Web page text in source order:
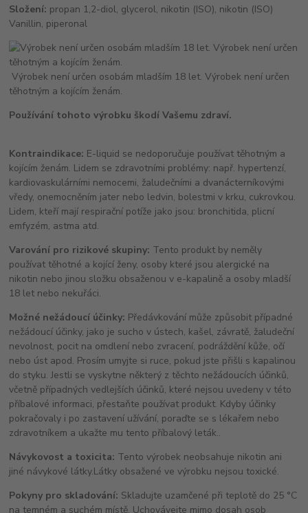
Složení: propan 1,2-diol, glycerol, nikotin (ISO), nikotin (ISO)
Vanillin, piperonal
Výrobek není určen osobám mladším 18 let. Výrobek není určen
těhotným a kojícím ženám.
Používání tohoto výrobku škodí Vašemu zdraví.
Kontraindikace: E-liquid se nedoporučuje používat těhotným a
kojícím ženám. Lidem se zdravotními problémy: např. hypertenzí,
kardiovaskulárními nemocemi, žaludečními a dvanácterníkovými
vředy, onemocněním jater nebo ledvin, bolestmi v krku, cukrovkou.
Lidem, kteří mají respirační potíže jako jsou: bronchitida, plicní
emfyzém, astma atd.
Varování pro rizikové skupiny: Tento produkt by neměly
používat těhotné a kojící ženy, osoby které jsou alergické na
nikotin nebo jinou složku obsaženou v e-kapalině a osoby mladší
18 let nebo nekuřáci.
Možné nežádoucí účinky: Předávkování může způsobit případné
nežádoucí účinky, jako je sucho v ústech, kašel, závratě, žaludeční
nevolnost, pocit na omdlení nebo zvracení, podráždění kůže, očí
nebo úst apod. Prosím umyjte si ruce, pokud jste přišli s kapalinou
do styku. Jestli se vyskytne některý z těchto nežádoucích účinků,
včetně případných vedlejších účinků, které nejsou uvedeny v této
příbalové informaci, přestaňte používat produkt. Kdyby účinky
pokračovaly i po zastavení užívání, poraďte se s lékařem nebo
zdravotníkem a ukažte mu tento příbalový leták..
Návykovost a toxicita: Tento výrobek neobsahuje nikotin ani
jiné návykové látky.Látky obsažené ve výrobku nejsou toxické.
Pokyny pro skladování: Skladujte uzamčené při teplotě do 25 °C
na temném a suchém místě. Uchovávejte mimo dosah osob